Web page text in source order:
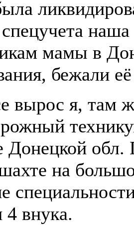
наша
мамы в
бежали
вырос я, там
Донецкой обл.
на
4 внукa.